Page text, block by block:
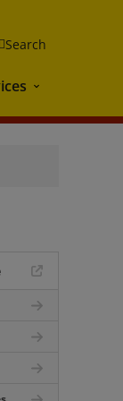
Search
Services